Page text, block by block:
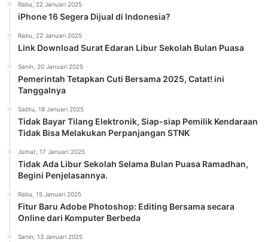
Rabu, 22 Januari 2025
iPhone 16 Segera Dijual di Indonesia?
Rabu, 22 Januari 2025
Link Download Surat Edaran Libur Sekolah Bulan Puasa
Senin, 20 Januari 2025
Pemerintah Tetapkan Cuti Bersama 2025, Catat! ini
Tanggalnya
Sabtu, 18 Januari 2025
Tidak Bayar Tilang Elektronik, Siap-siap Pemilik Kendaraan
Tidak Bisa Melakukan Perpanjangan STNK
Jumat, 17 Januari 2025
Tidak Ada Libur Sekolah Selama Bulan Puasa Ramadhan,
Begini Penjelasannya.
Rabu, 15 Januari 2025
Fitur Baru Adobe Photoshop: Editing Bersama secara
Online dari Komputer Berbeda
Senin, 13 Januari 2025